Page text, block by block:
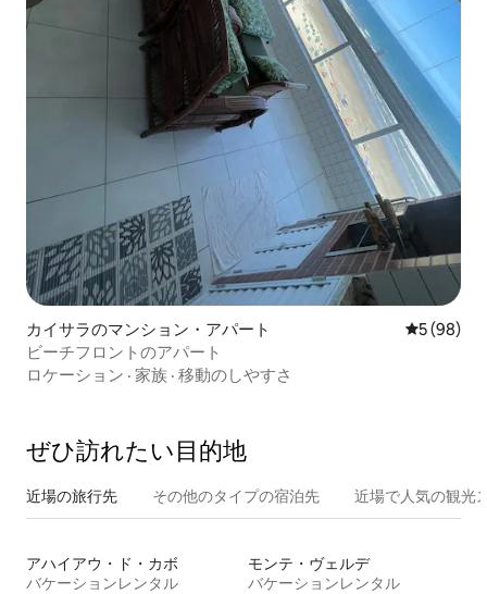
カイサラのマンション・アパート レビュー
5 (98)
ビーチフロントのアパート
ロケーション · 家族 · 移動のしやすさ
ぜひ訪⁠れ⁠た⁠い目⁠的⁠地
近場の旅行先 その他のタ⁠イ⁠プ⁠の宿⁠泊⁠先 近場で人気の観光
アハイアウ・ド・カボ
バケーションレンタル
モンテ・ヴェルデ
バケーションレンタル